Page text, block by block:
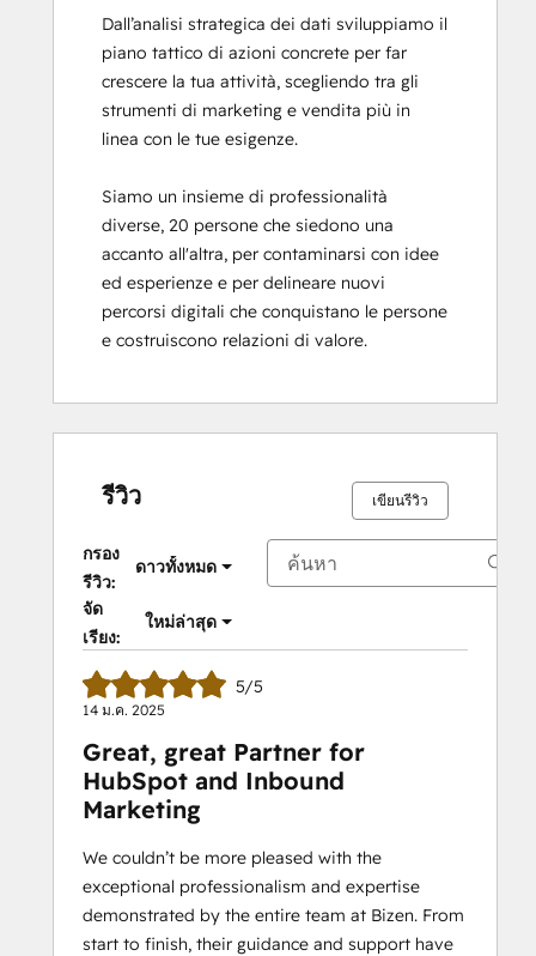
Platform Consulting
SEO II
Service Hub Software
Social Media Marketing Certification
Course
Dall’analisi strategica dei dati sviluppiamo il
piano tattico di azioni concrete per far
crescere la tua attività, scegliendo tra gli
strumenti di marketing e vendita più in
linea con le tue esigenze.
Siamo un insieme di professionalità
diverse, 20 persone che siedono una
accanto all'altra, per contaminarsi con idee
ed esperienze e per delineare nuovi
percorsi digitali che conquistano le persone
e costruiscono relazioni di valore.
รีวิว เขียนรีวิว
กรอง
รีวิว:
ดาวทั้งหมด
จัด
เรียง:
ใหม่ล่าสุด
5/5
14 ม.ค. 2025
Great, great Partner for
HubSpot and Inbound
Marketing
We couldn’t be more pleased with the
exceptional professionalism and expertise
demonstrated by the entire team at Bizen. From
start to finish, their guidance and support have